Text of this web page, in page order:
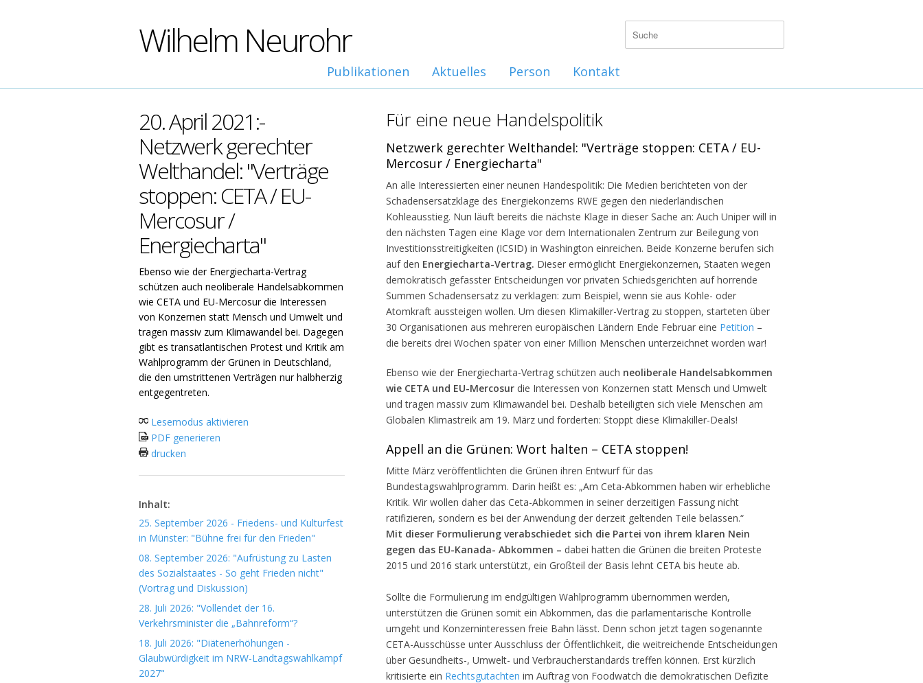
Wilhelm Neurohr
Publikationen Aktuelles Person Kontakt
20. April 2021:-
Netzwerk gerechter
Welthandel: "Verträge
stoppen: CETA / EU-
Mercosur /
Energiecharta"
Ebenso wie der Energiecharta-Vertrag
schützen auch neoliberale Handelsabkommen
wie CETA und EU-Mercosur die Interessen
von Konzernen statt Mensch und Umwelt und
tragen massiv zum Klimawandel bei. Dagegen
gibt es transatlantischen Protest und Kritik am
Wahlprogramm der Grünen in Deutschland,
die den umstrittenen Verträgen nur halbherzig
entgegentreten.
Lesemodus aktivieren
PDF generieren
drucken
Inhalt:
25. September 2026 - Friedens- und Kulturfest
in Münster: "Bühne frei für den Frieden"
08. September 2026: "Aufrüstung zu Lasten
des Sozialstaates - So geht Frieden nicht"
(Vortrag und Diskussion)
28. Juli 2026: "Vollendet der 16.
Verkehrsminister die „Bahnreform“?
18. Juli 2026: "Diätenerhöhungen -
Glaubwürdigkeit im NRW-Landtagswahlkampf
2027"
Für eine neue Handelspolitik
Netzwerk gerechter Welthandel: "Verträge stoppen: CETA / EU-
Mercosur / Energiecharta"
An alle Interessierten einer neunen Handespolitik: Die Medien berichteten von der
Schadensersatzklage des Energiekonzerns RWE gegen den niederländischen
Kohleausstieg. Nun läuft bereits die nächste Klage in dieser Sache an: Auch Uniper will in
den nächsten Tagen eine Klage vor dem Internationalen Zentrum zur Beilegung von
Investitionsstreitigkeiten (ICSID) in Washington einreichen. Beide Konzerne berufen sich
auf den Energiecharta-Vertrag. Dieser ermöglicht Energiekonzernen, Staaten wegen
demokratisch gefasster Entscheidungen vor privaten Schiedsgerichten auf horrende
Summen Schadensersatz zu verklagen: zum Beispiel, wenn sie aus Kohle- oder
Atomkraft aussteigen wollen. Um diesen Klimakiller-Vertrag zu stoppen, starteten über
30 Organisationen aus mehreren europäischen Ländern Ende Februar eine Petition –
die bereits drei Wochen später von einer Million Menschen unterzeichnet worden war!
Ebenso wie der Energiecharta-Vertrag schützen auch neoliberale Handelsabkommen
wie CETA und EU-Mercosur die Interessen von Konzernen statt Mensch und Umwelt
und tragen massiv zum Klimawandel bei. Deshalb beteiligten sich viele Menschen am
Globalen Klimastreik am 19. März und forderten: Stoppt diese Klimakiller-Deals!
Appell an die Grünen: Wort halten – CETA stoppen!
Mitte März veröffentlichten die Grünen ihren Entwurf für das
Bundestagswahlprogramm. Darin heißt es: „Am Ceta-Abkommen haben wir erhebliche
Kritik. Wir wollen daher das Ceta-Abkommen in seiner derzeitigen Fassung nicht
ratifizieren, sondern es bei der Anwendung der derzeit geltenden Teile belassen.“
Mit dieser Formulierung verabschiedet sich die Partei von ihrem klaren Nein
gegen das EU-Kanada- Abkommen – dabei hatten die Grünen die breiten Proteste
2015 und 2016 stark unterstützt, ein Großteil der Basis lehnt CETA bis heute ab.
Sollte die Formulierung im endgültigen Wahlprogramm übernommen werden,
unterstützen die Grünen somit ein Abkommen, das die parlamentarische Kontrolle
umgeht und Konzerninteressen freie Bahn lässt. Denn schon jetzt tagen sogenannte
CETA-Ausschüsse unter Ausschluss der Öffentlichkeit, die weitreichende Entscheidungen
über Gesundheits-, Umwelt- und Verbraucherstandards treffen können. Erst kürzlich
kritisierte ein Rechtsgutachten im Auftrag von Foodwatch die demokratischen Defizite